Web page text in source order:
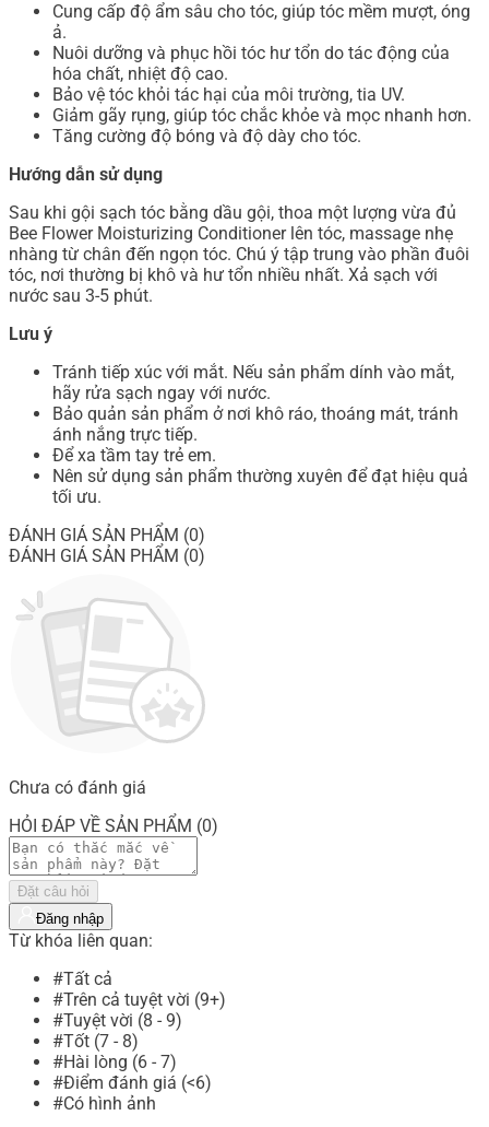
Cung cấp độ ẩm sâu cho tóc, giúp tóc mềm mượt, óng
ả.
Nuôi dưỡng và phục hồi tóc hư tổn do tác động của
hóa chất, nhiệt độ cao.
Bảo vệ tóc khỏi tác hại của môi trường, tia UV.
Giảm gãy rụng, giúp tóc chắc khỏe và mọc nhanh hơn.
Tăng cường độ bóng và độ dày cho tóc.
Hướng dẫn sử dụng
Sau khi gội sạch tóc bằng dầu gội, thoa một lượng vừa đủ
Bee Flower Moisturizing Conditioner lên tóc, massage nhẹ
nhàng từ chân đến ngọn tóc. Chú ý tập trung vào phần đuôi
tóc, nơi thường bị khô và hư tổn nhiều nhất. Xả sạch với
nước sau 3-5 phút.
Lưu ý
Tránh tiếp xúc với mắt. Nếu sản phẩm dính vào mắt,
hãy rửa sạch ngay với nước.
Bảo quản sản phẩm ở nơi khô ráo, thoáng mát, tránh
ánh nắng trực tiếp.
Để xa tầm tay trẻ em.
Nên sử dụng sản phẩm thường xuyên để đạt hiệu quả
tối ưu.
ĐÁNH GIÁ SẢN PHẨM (0)
ĐÁNH GIÁ SẢN PHẨM (0)
Chưa có đánh giá
HỎI ĐÁP VỀ SẢN PHẨM (0)
Đặt câu hỏi
Đăng nhập
Từ khóa liên quan:
#Tất cả
#Trên cả tuyệt vời (9+)
#Tuyệt vời (8 - 9)
#Tốt (7 - 8)
#Hài lòng (6 - 7)
#Điểm đánh giá (<6)
#Có hình ảnh